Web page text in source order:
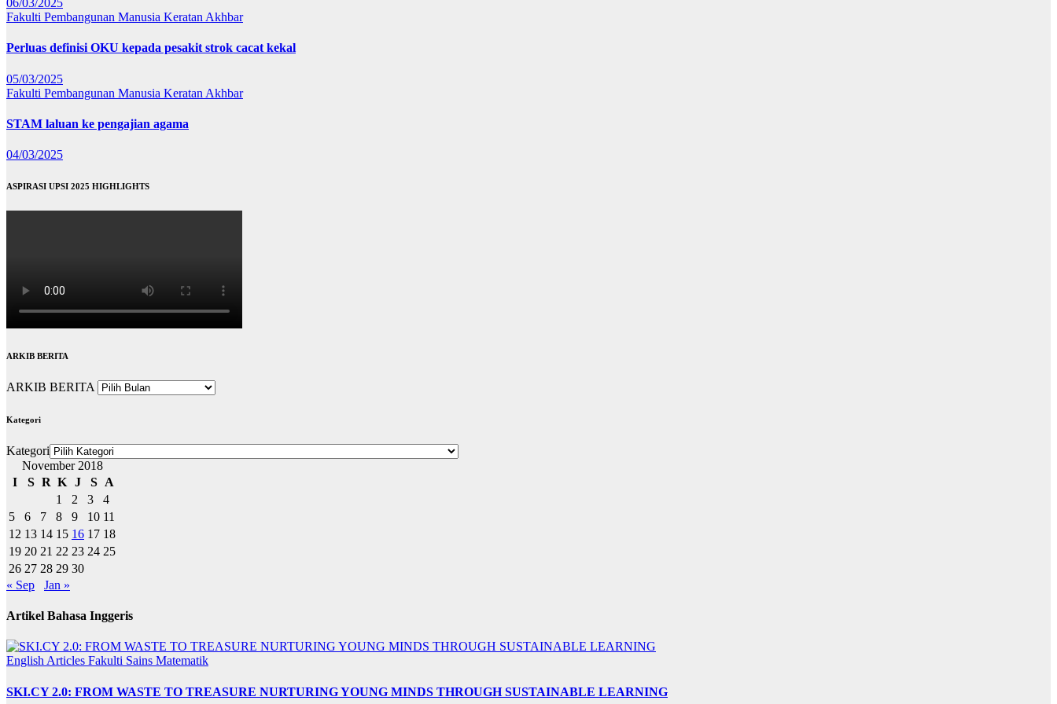
06/03/2025
Fakulti Pembangunan Manusia Keratan Akhbar
Perluas definisi OKU kepada pesakit strok cacat kekal
05/03/2025
Fakulti Pembangunan Manusia Keratan Akhbar
STAM laluan ke pengajian agama
04/03/2025
ASPIRASI UPSI 2025 HIGHLIGHTS
ARKIB BERITA
ARKIB BERITA
Kategori
Kategori
November 2018
I
S R K J S
A
1
2 3
4
5
6 7 8 9 10 11
12 13 14 15 16 17 18
19 20 21 22 23 24 25
26 27 28 29 30
« Sep
Jan »
Artikel Bahasa Inggeris
English Articles Fakulti Sains Matematik
SKI.CY 2.0: FROM WASTE TO TREASURE NURTURING YOUNG MINDS THROUGH SUSTAINABLE LEARNING